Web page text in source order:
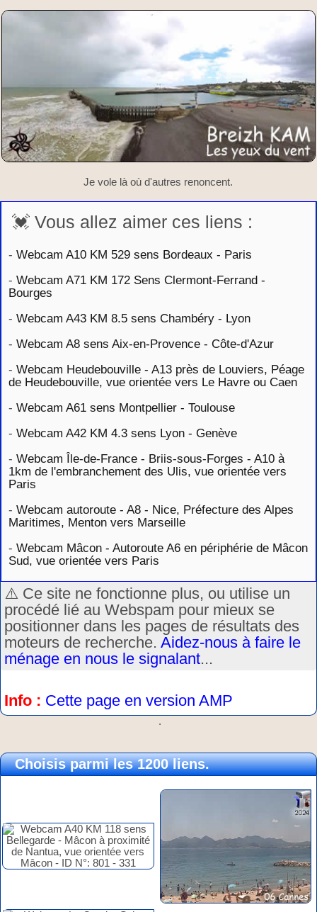
Je vole là où d'autres renoncent.
💓 Vous allez aimer ces liens :
- Webcam A10 KM 529 sens Bordeaux - Paris
- Webcam A71 KM 172 Sens Clermont-Ferrand -
Bourges
- Webcam A43 KM 8.5 sens Chambéry - Lyon
- Webcam A8 sens Aix-en-Provence - Côte-d'Azur
- Webcam Heudebouville - A13 près de Louviers, Péage
de Heudebouville, vue orientée vers Le Havre ou Caen
- Webcam A61 sens Montpellier - Toulouse
- Webcam A42 KM 4.3 sens Lyon - Genève
- Webcam Île-de-France - Briis-sous-Forges - A10 à
1km de l'embranchement des Ulis, vue orientée vers
Paris
- Webcam autoroute - A8 - Nice, Préfecture des Alpes
Maritimes, Menton vers Marseille
- Webcam Mâcon - Autoroute A6 en périphérie de Mâcon
Sud, vue orientée vers Paris
⚠️ Ce site ne fonctionne plus, ou utilise un
procédé lié au Webspam pour mieux se
positionner dans les pages de résultats des
moteurs de recherche. Aidez-nous à faire le
ménage en nous le signalant...
Info : Cette page en version AMP
.
Choisis parmi les 1200 liens.